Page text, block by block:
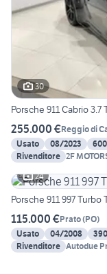
30
Porsche 911 Cabrio 3.7
255.000 €Reggio di
Usato
08/2023
Rivenditore 2F
24
Porsche 911 997
115.000 €Prato(PO)
Usato
04/2008
Rivenditore Autodue